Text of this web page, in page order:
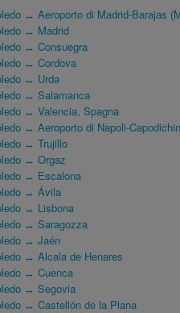
↔ Aeroporto di Madrid-Barajas
↔ Madrid
↔ Consuegra
↔ Cordova
↔ Urda
↔ Salamanca
↔ Valencia, Spagna
↔ Aeroporto di Napoli-
↔ Trujillo
↔ Orgaz
↔ Escalona
↔ Ávila
↔ Lisbona
↔ Saragozza
↔ Jaén
↔ Alcala de Henares
↔ Cuenca
↔ Segovia
↔ Castellón de la Plana